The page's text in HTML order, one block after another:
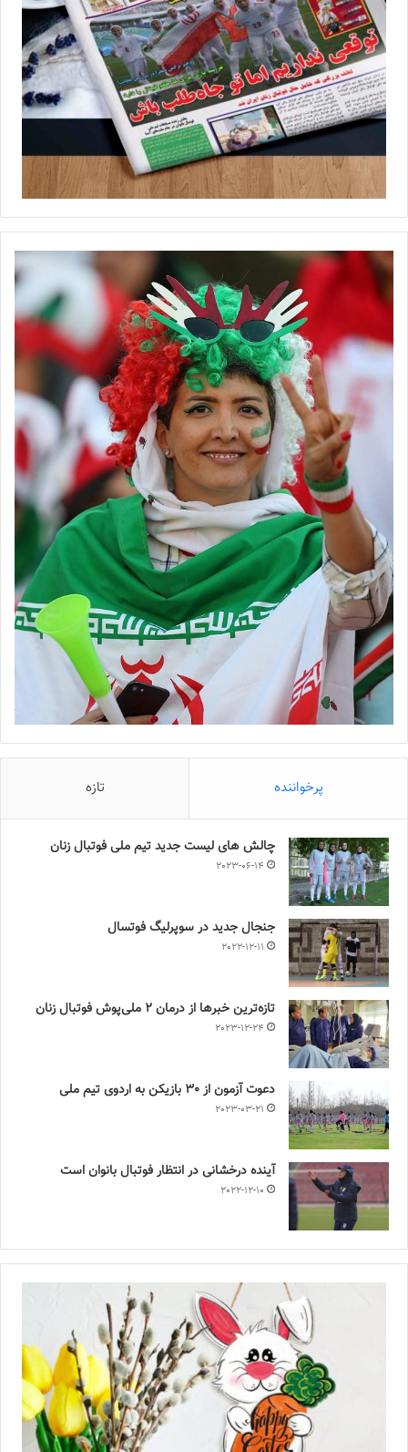
پرخواننده تازه
چالش هاى ليست جدید تيم ملى فوتبال زنان
2023-06-14
جنجال جدید در سوپرلیگ فوتسال
2022-12-11
تازه‌ترین خبرها از درمان ۲ ملی‌پوش فوتبال زنان
2023-12-24
دعوت آزمون از 30 بازیکن به اردوی تیم ملی
2023-03-21
آینده درخشانی در انتظار فوتبال بانوان است
2022-12-10